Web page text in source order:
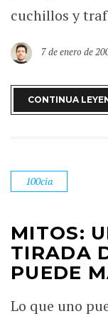
cuchillos y
7 de enero de
CONTINUA
100cia
MITOS:
TIRADA
PUEDE
Lo que uno